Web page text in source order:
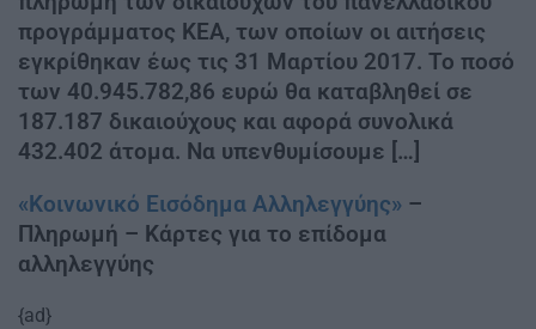
προγράμματος ΚΕΑ, των οποίων οι αιτήσεις
εγκρίθηκαν έως τις 31 Μαρτίου 2017. Το ποσό
των 40.945.782,86 ευρώ θα καταβληθεί σε
187.187 δικαιούχους και αφορά συνολικά
432.402 άτομα. Να υπενθυμίσουμε […]
«Κοινωνικό Εισόδημα Αλληλεγγύης» –
Πληρωμή – Κάρτες για το επίδομα
αλληλεγγύης
{ad}